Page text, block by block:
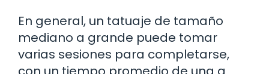
En general, un tatuaje de tamaño
mediano a grande puede tomar
varias sesiones para completarse,